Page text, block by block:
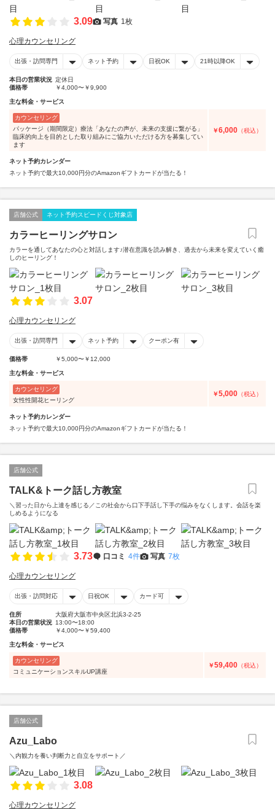
3.09 写真 1枚
心理カウンセリング
出張・訪問専門 ネット予約 日祝OK 21時以降OK
本日の営業状況 定休日
価格帯
￥4,000〜￥9,900
主な料金・サービス
カウンセリング
パッケージ（期間限定）療法「あなたの声が、未来の支援に繋がる」
臨床的向上を目的とした取り組みにご協力いただける方を募集してい
ます
￥6,000 （税込）
ネット予約カレンダー
ネット予約で最大10,000円分のAmazonギフトカードが当たる！
店舗公式 ネット予約スピードくじ対象店
カラーヒーリングサロン
カラーを通してあなたの心と対話します♪潜在意識を読み解き、過去から未来を変えていく癒
しのヒーリング！
3.07
心理カウンセリング
出張・訪問専門 ネット予約 クーポン有
価格帯 ￥5,000〜￥12,000
主な料金・サービス
カウンセリング
女性性開花ヒーリング
￥5,000 （税込）
ネット予約カレンダー
ネット予約で最大10,000円分のAmazonギフトカードが当たる！
店舗公式
TALK&トーク話し方教室
＼習った日から上達を感じる／この社会から口下手話し下手の悩みをなくします。会話を楽
しめるようになる
3.73 口コミ 4件 写真 7枚
心理カウンセリング
出張・訪問対応 日祝OK カード可
住所
大阪府大阪市中央区北浜3-2-25
本日の営業状況 13:00〜18:00
価格帯
￥4,000〜￥59,400
主な料金・サービス
カウンセリング
コミュニケーションスキルUP講座
￥59,400 （税込）
店舗公式
Azu_Labo
＼内観力を養い判断力と自立をサポート／
3.08
心理カウンセリング